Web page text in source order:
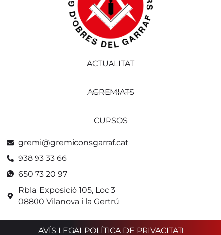
ACTUALITAT
AGREMIATS
CURSOS
gremi@gremiconsgarraf.cat
938 93 33 66
650 73 20 97
Rbla. Exposició 105, Loc 3
08800 Vilanova i la Gertrú
AVÍS LEGAL POLÍTICA DE PRIVACITAT